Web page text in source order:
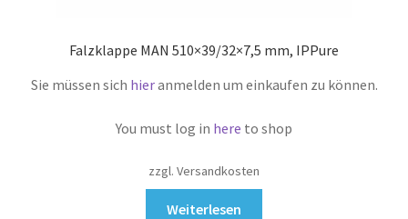
Falzklappe MAN 510×39/32×7,5 mm, IPPure
Sie müssen sich hieranmelden um einkaufen zu können.
You must log in here to shop
zzgl. Versandkosten
Weiterlesen